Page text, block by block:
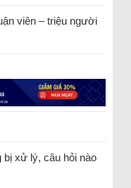
viên – triệu người
bị xử lý, câu hỏi nào